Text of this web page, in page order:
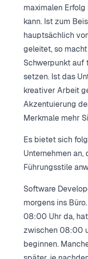
maximalen
kann. Ist zum
hauptsächlich
geleitet, so
Schwerpunkt auf
setzen. Ist das
kreativer Arbeit
Akzentuierung
Merkmale mehr
Es bietet sich
Unternehmen
Software
morgens ins
08:00 Uhr da,
zwischen 08:00
beginnen.